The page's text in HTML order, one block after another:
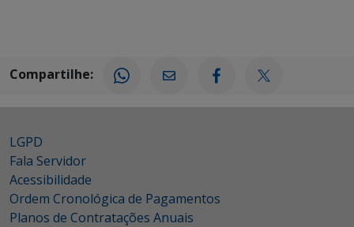
Compartilhe:
LGPD
Fala Servidor
Acessibilidade
Ordem Cronológica de Pagamentos
Planos de Contratações Anuais